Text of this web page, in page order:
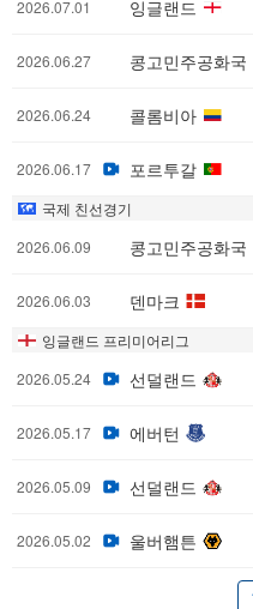
2026.07.01
잉글랜드
2026.06.27 콩고민주공화국
2026.06.24 콜롬비아
2026.06.17 포르투갈
국제 친선경기
2026.06.09
콩고민주공화국
2026.06.03 덴마크
잉글랜드 프리미어리그
2026.05.24
선덜랜드
2026.05.17 에버턴
2026.05.09 선덜랜드
2026.05.02 울버햄튼